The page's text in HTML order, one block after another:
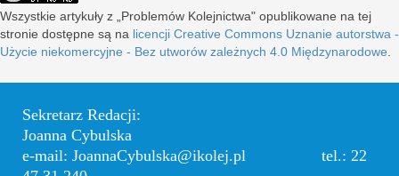
Wszystkie artykuły z „Problemów Kolejnictwa" opublikowane na tej
stronie dostępne są na licencji Creative Commons Uznanie autorstwa -
Użycie niekomercyjne - Bez utworów zależnych 4.0 Międzynarodowe
Sekretarz Redacji:
Joanna Cybulska
e-mail: JoannaCybulska@ikolej.pl tel.: 22